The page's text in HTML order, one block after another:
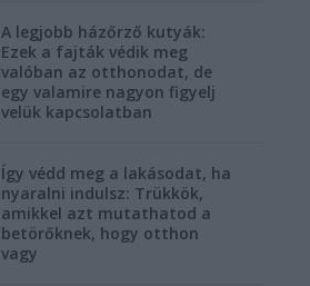
A legjobb házőrző kutyák:
Ezek a fajták védik meg
valóban az otthonodat, de
egy valamire nagyon figyelj
velük kapcsolatban
Így védd meg a lakásodat, ha
nyaralni indulsz: Trükkök,
amikkel azt mutathatod a
betörőknek, hogy otthon
vagy